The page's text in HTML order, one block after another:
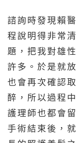
諮詢時發現賴
程說明得非常
題，把我對雄
許多。於是就
也會再次確認
醉，所以過程
護理師也都會
手術結束後，